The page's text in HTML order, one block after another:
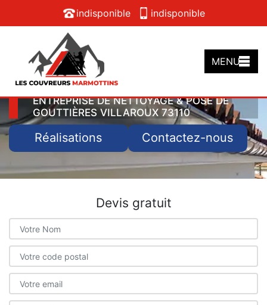
indisponible indisponible
MENU
ENTREPRISE DE NETTOYAGE & POSE DE
GOUTTIÈRES VILLAROUX 73110
Réalisations Contactez-nous
Devis gratuit